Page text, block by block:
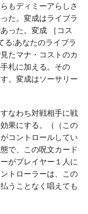
もディミーアらしさ
た。変成はライブラ
った。変成 ［コス
る:あなたのライブラ
たマナ・コストのカ
札に加える。その
。変成はソーサリー
なわち対戦相手に戦
果にする。（（この
コントロールしてい
で、この呪文カード
がプレイヤー１人に
トローラーは、この
うことなく唱えても